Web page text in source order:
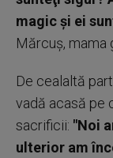
magic şi ei
Mărcuș, mama
De cealaltă
vadă acasă pe
sacrificii: "Noi
ulterior am